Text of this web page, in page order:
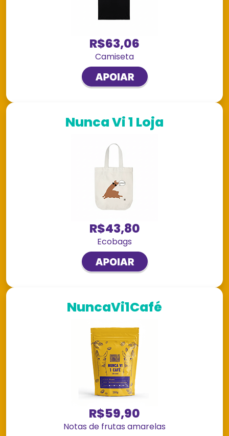
R$63,06
Camiseta
Nunca Vi 1 Loja
R$43,80
Ecobags
NuncaVi1Café
R$59,90
Notas de frutas amarelas